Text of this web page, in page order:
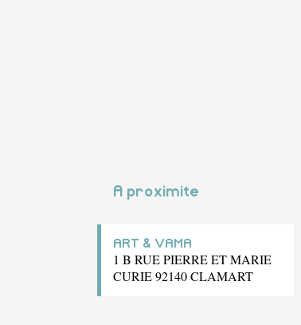
A proximite
ART & VAMA
1 B RUE PIERRE ET MARIE
CURIE 92140 CLAMART